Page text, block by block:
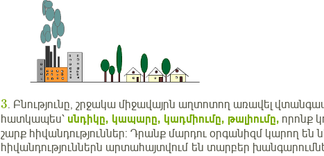
3. Բնությունը, շրջակա միջավայրն աղտոտող առավել
հատկապես՝ սնդիկը, կապարը, կադմիումը, թալիումը, որոնք
շարք հիվանդություններ: Դրանք մարդու օրգանիզմ կարող
հիվանդություններն արտահայտվում են տարբեր